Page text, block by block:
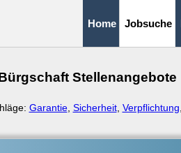
Home Jobsuche
Stellenangebote
Garantie, Sicherheit, Verpflichtung